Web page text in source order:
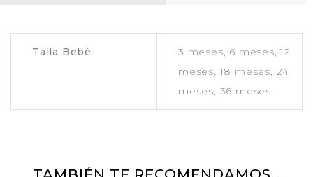
Talla Bebé
3 meses, 6 meses, 12
meses, 18 meses, 24
meses, 36 meses